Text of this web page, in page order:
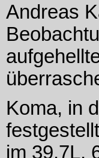
Andreas
Koma, in
im 39.7L,